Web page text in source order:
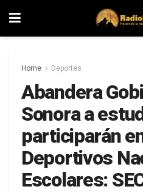
Home Deportes
Abandera
Sonora a
participarán
Deportivos
Escolares: